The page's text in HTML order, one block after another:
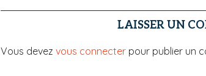
LAISSER UN
Vous devez vous connecter pour publier un